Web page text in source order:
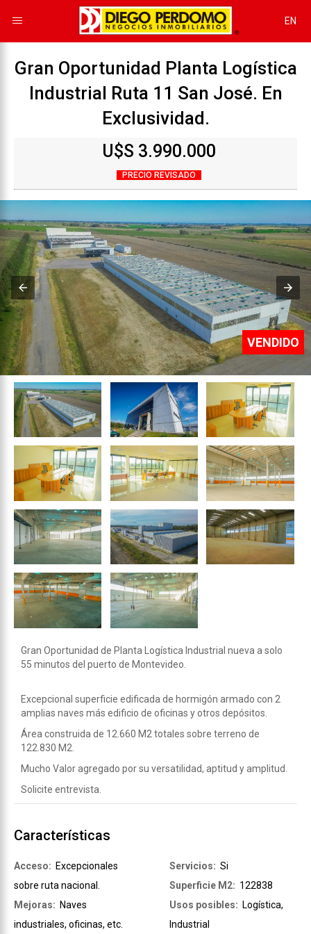
EN
Gran Oportunidad Planta Logística
Industrial Ruta 11 San José. En
Exclusividad.
U$S 3.990.000
PRECIO REVISADO
VENDIDO
Gran Oportunidad de Planta Logística Industrial nueva a solo
55 minutos del puerto de Montevideo.
Excepcional superficie edificada de hormigón armado con 2
amplias naves más edificio de oficinas y otros depósitos.
Área construida de 12.660 M2 totales sobre terreno de
122.830 M2.
Mucho Valor agregado por su versatilidad, aptitud y amplitud.
Solicite entrevista.
Características
Acceso: Excepcionales
sobre ruta nacional.
Mejoras: Naves
industriales, oficinas, etc.
Servicios: Si
Superficie M2: 122838
Usos posibles: Logística,
Industrial